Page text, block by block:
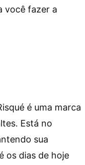
você fazer a
é uma marca
Está no
sua
os dias de hoje